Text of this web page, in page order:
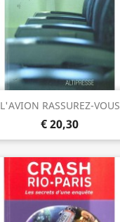
L'AVION RASSUREZ-VOUS
€ 20,30